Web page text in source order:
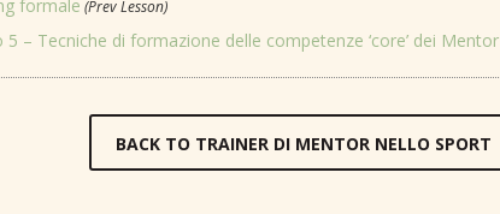
formale (Prev Lesson)
5 – Tecniche di formazione delle competenze ‘core’ dei Mentor
BACK TO TRAINER DI MENTOR NELLO SPORT